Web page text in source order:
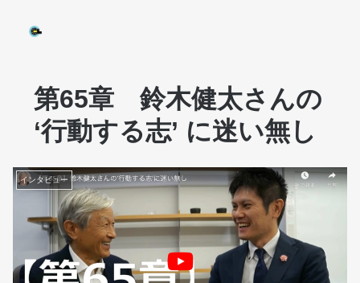
第65章 鈴木健太さんの
‘行動する志’ に迷い無し
インタビュー